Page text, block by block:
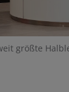
größte